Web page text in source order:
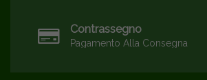
Contrassegno
Pagamento Alla Consegna